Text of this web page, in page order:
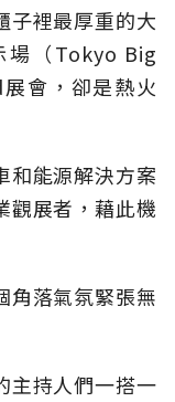
子裡最厚重的大
場（Tokyo Big
會，卻是熱火
和能源解決方案
觀展者，藉此機
角落氣氛緊張無
主持人們一搭一